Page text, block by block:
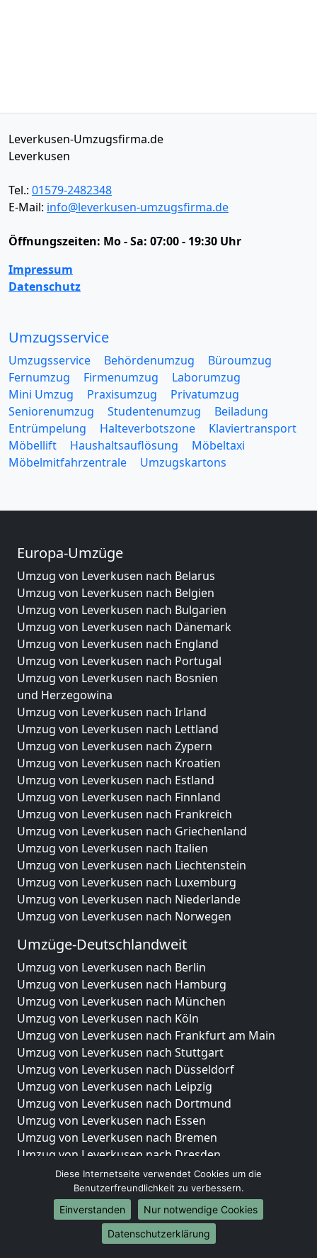
Leverkusen-Umzugsfirma.de
Leverkusen
Tel.: 01579-2482348
E-Mail: info@leverkusen-umzugsfirma.de
Öffnungszeiten: Mo - Sa: 07:00 - 19:30 Uhr
Impressum
Datenschutz
Umzugsservice
Umzugsservice Behördenumzug
Büroumzug
Fernumzug
Firmenumzug
Laborumzug
Mini Umzug
Praxisumzug
Privatumzug
Seniorenumzug
Studentenumzug
Beiladung
Entrümpelung
Halteverbotszone
Klaviertransport
Möbellift
Haushaltsauflösung
Möbeltaxi
Möbelmitfahrzentrale
Umzugskartons
Europa-Umzüge
Umzug von Leverkusen nach Belarus
Umzug von Leverkusen nach Belgien
Umzug von Leverkusen nach Bulgarien
Umzug von Leverkusen nach Dänemark
Umzug von Leverkusen nach England
Umzug von Leverkusen nach Portugal
Umzug von Leverkusen nach Bosnien
und Herzegowina
Umzug von Leverkusen nach Irland
Umzug von Leverkusen nach Lettland
Umzug von Leverkusen nach Zypern
Umzug von Leverkusen nach Kroatien
Umzug von Leverkusen nach Estland
Umzug von Leverkusen nach Finnland
Umzug von Leverkusen nach Frankreich
Umzug von Leverkusen nach Griechenland
Umzug von Leverkusen nach Italien
Umzug von Leverkusen nach Liechtenstein
Umzug von Leverkusen nach Luxemburg
Umzug von Leverkusen nach Niederlande
Umzug von Leverkusen nach Norwegen
Umzüge-Deutschlandweit
Umzug von Leverkusen nach Berlin
Umzug von Leverkusen nach Hamburg
Umzug von Leverkusen nach München
Umzug von Leverkusen nach Köln
Umzug von Leverkusen nach Frankfurt am Main
Umzug von Leverkusen nach Stuttgart
Umzug von Leverkusen nach Düsseldorf
Umzug von Leverkusen nach Leipzig
Umzug von Leverkusen nach Dortmund
Umzug von Leverkusen nach Essen
Umzug von Leverkusen nach Bremen
Umzug von Leverkusen nach Dresden
Umzug von Leverkusen nach Hannover
Umzug von Leverkusen nach Nürnberg
Umzug von Leverkusen nach Duisburg
Umzug von Leverkusen nach Bochum
Umzug von Leverkusen nach Wuppertal
Diese Internetseite verwendet Cookies um die
Benutzerfreundlichkeit zu verbessern.
Einverstanden
Nur notwendige Cookies
Datenschutzerklärung